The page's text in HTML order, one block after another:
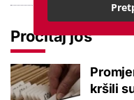
Pročitaj još
kršili